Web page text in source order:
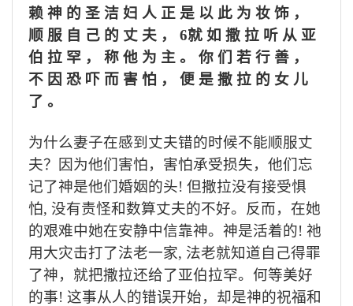
赖 神 的 圣 洁 妇 人 正 是 以 此 为 妆 饰 ，
顺 服 自 己 的 丈 夫 ，
6就 如 撒 拉 听 从 亚
伯 拉 罕 ， 称 他 为 主 。 你 们 若 行 善 ，
不 因 恐 吓 而 害 怕 ， 便 是 撒 拉 的 女 儿
了 。
为什么妻子在感到丈夫错的时候不能顺服丈
夫？因为他们害怕，害怕承受损失，他们忘
记了神是他们婚姻的头! 但撒拉没有接受惧
怕, 没有责怪和数算丈夫的不好。反而，在她
的艰难中她在安静中信靠神。神是活着的! 祂
用大灾击打了法老一家, 法老就知道自己得罪
了神，就把撒拉还给了亚伯拉罕。何等美好
的事! 这事从人的错误开始，却是神的祝福和